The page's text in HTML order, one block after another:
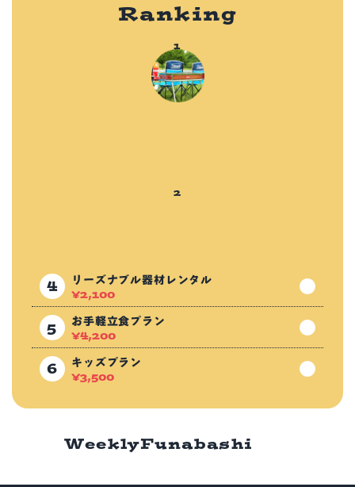
Ranking
リーズナブル器材レンタル
¥2,100
お手軽立食プラン
¥4,200
キッズプラン
¥3,500
WeeklyFunabashi